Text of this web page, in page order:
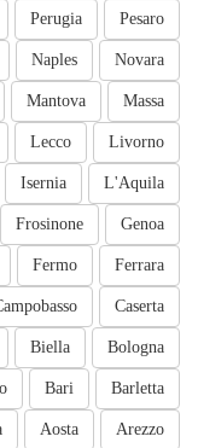
Pesaro
Perugia
Novara
Naples
Massa
Mantova
Livorno
Lecco
L'Aquila
Isernia
Genoa
Frosinone
Ferrara
Fermo
Caserta
Bologna
Biella
Barletta
Bari
Arezzo
Aosta